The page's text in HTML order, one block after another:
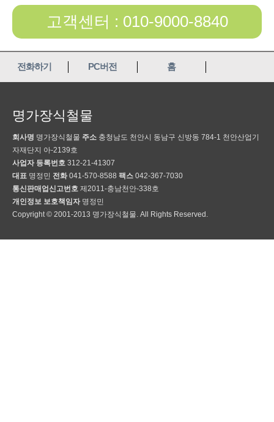
고객센터 : 010-9000-8840
전화하기 PC버전 홈
명가장식철물
회사명 명가장식철물 주소 충청남도 천안시 동남구 신방동 784-1 천안산업기
자재단지 아-2139호
사업자 등록번호 312-21-41307
대표 명정민 전화 041-570-8588 팩스 042-367-7030
통신판매업신고번호 제2011-충남천안-338호
개인정보 보호책임자 명정민
Copyright © 2001-2013 명가장식철물. All Rights Reserved.